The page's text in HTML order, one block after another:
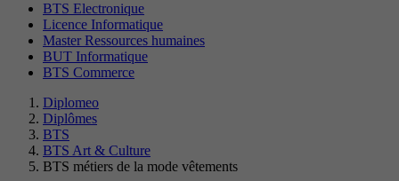
BTS Electronique
Licence Informatique
Master Ressources humaines
BUT Informatique
BTS Commerce
Diplomeo
Diplômes
BTS
BTS Art & Culture
BTS métiers de la mode vêtements